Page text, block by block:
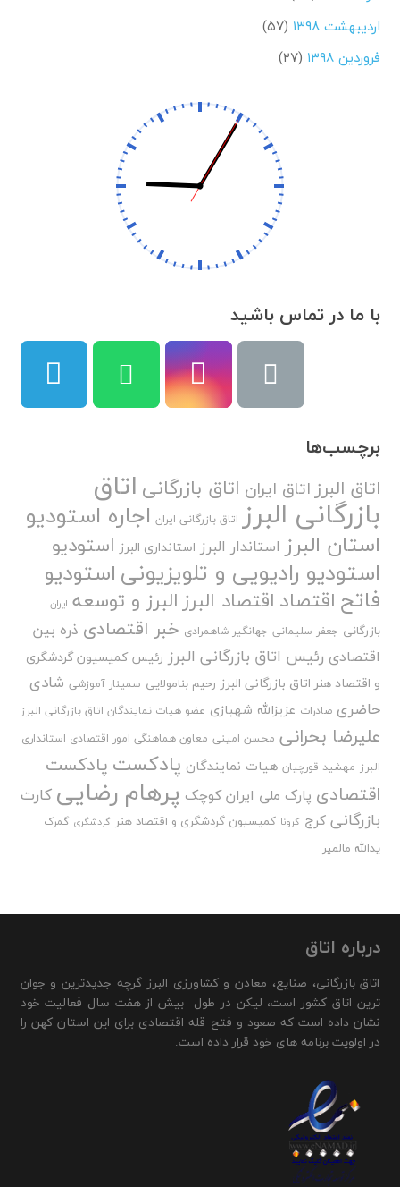
اردیبهشت ۱۳۹۸
(۵۷)
فروردین ۱۳۹۸
(۲۷)
با ما در تماس باشید
برچسب‌ها
اتاق البرزاتاق ایران اتاق بازرگانی اتاق
بازرگانی البرز اتاق بازرگانی ایران اجاره استودیو
استان البرز استاندار البرز استانداری البرز استودیو
استودیو رادیویی و تلویزیونیاستودیو
فاتح اقتصاد اقتصاد البرزالبرز و توسعه ایران
بازرگانی جعفر سلیمانی جهانگیر شاهمرادی خبر اقتصادی ذره بین
اقتصادی رئیس اتاق بازرگانی البرز رئیس کمیسیون گردشگری
و اقتصاد هنر اتاق بازرگانی البرز رحیم بنامولایی سمینار آموزشی شادی
حاضری صادرات عزیزالله شهبازی عضو هیات نمایندگان اتاق بازرگانی البرز
علیرضا بحرانی محسن امینی معاون هماهنگی امور اقتصادی استانداری
البرز مهشید قورچیان هیات نمایندگان پادکست پادکست
اقتصادی پارک ملی ایران کوچک پرهام رضایی کارت
بازرگانی کرج کرونا کمیسیون گردشگری و اقتصاد هنر گردشگری گمرک
یدالله مالمیر
درباره اتاق
اتاق بازرگانی، صنایع، معادن و کشاورزی البرز گرچه جدیدترین و جوان
ترین اتاق کشور است، لیکن در طول بیش از هفت سال فعالیت خود
نشان داده است که صعود و فتح قله اقتصادی برای این استان کهن را
در اولویت برنامه های خود قرار داده است.